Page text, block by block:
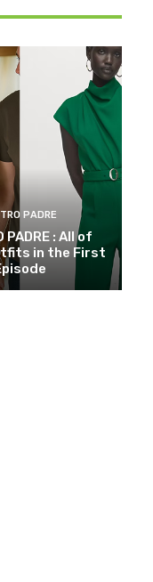
PADRE
PADRE : All of
in the First